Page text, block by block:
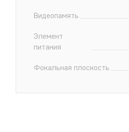
Видеопамять
Элемент
питания
Фокальная плоскость